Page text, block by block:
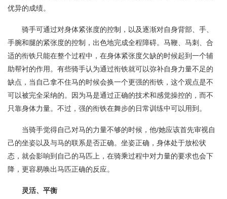
优异的成绩。
骑手可通过对身体紧张度的控制，以及逐渐对自身背部、手、
手腕和腿的紧张度的控制，出色地完成全程障碍。马鞭、马刺、合
适的衔铁只能在整个过程中，在身体紧张度欠缺的时候起到一个辅
助帮衬的作用。有些骑手认为通过衔铁就可以弥补自身力量不足的
缺点，当自己拿不住马的时候会换一个更强的衔铁，这个观点是不
可以被完全采纳的。因为马是通过正确的技术和感觉操控的，而不
只靠身体力量。不过，强的衔铁在舞步的日常训练中可以用到。
当骑手觉得自己对马的力量不够的时候，他/她应该首先审视自
己的坐姿以及与马的联系是否正确。坐姿正确，身体处于放松状
态，就会影响到自己的马匹上，在骑乘过程中对力量的要求也会下
降，更容易唤出马匹正确的反应。
灵活、平衡